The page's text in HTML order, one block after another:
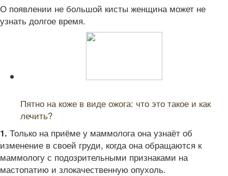
О появлении не большой кисты женщина может не
узнать долгое время.
Пятно на коже в виде ожога: что это такое и как
лечить?
1. Только на приёме у маммолога она узнаёт об
изменение в своей груди, когда она обращаются к
маммологу с подозрительными признаками на
мастопатию и злокачественную опухоль.